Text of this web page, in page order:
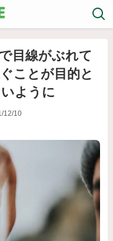
目線がぶれて
ことが目的と
ように
12/10